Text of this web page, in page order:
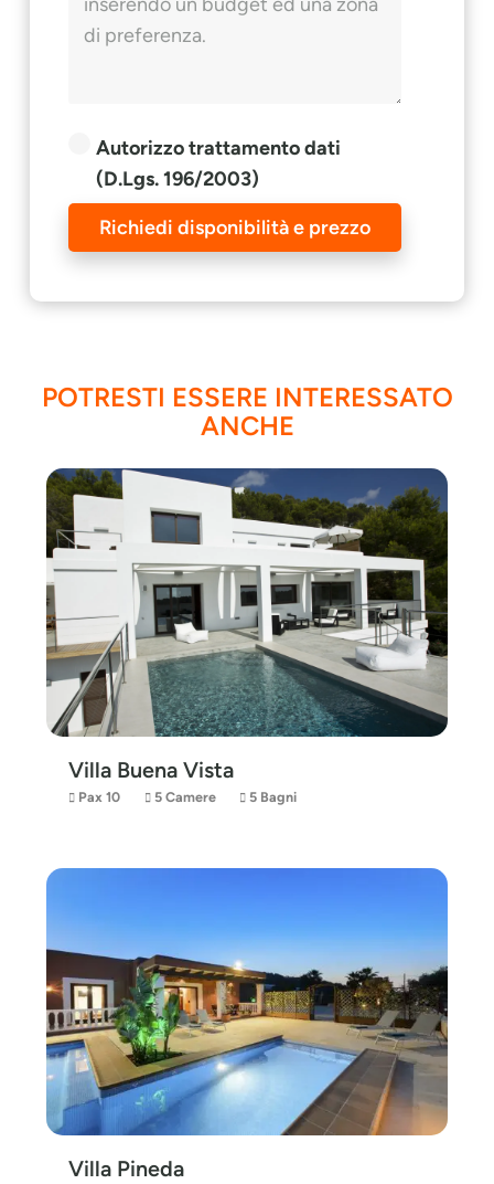
Autorizzo trattamento dati
(D.Lgs. 196/2003)
Richiedi disponibilità e prezzo
POTRESTI ESSERE INTERESSATO
ANCHE
Villa Buena Vista
Pax 10 5 Camere 5 Bagni
Villa Pineda